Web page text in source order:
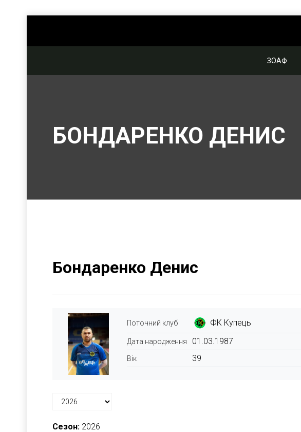
ЗОАФ
БОНДАРЕНКО ДЕНИС
Бондаренко Денис
Поточний клуб ФК Купець
Дата народження 01.03.1987
Вік 39
Сезон: 2026